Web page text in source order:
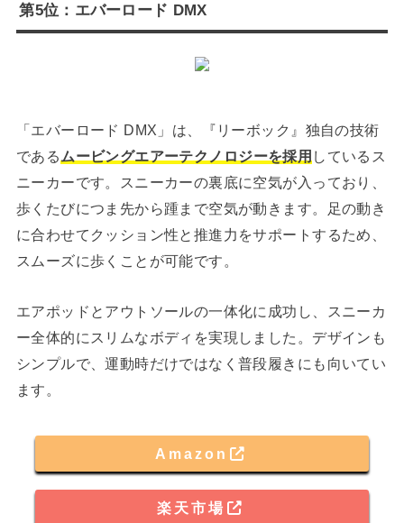
第5位：エバーロード DMX
「エバーロード DMX」は、『リーボック』独自の技術
であるムービングエアーテクノロジーを採用 しているス
ニーカーです。スニーカーの裏底に空気が入っており、
歩くたびにつま先から踵まで空気が動きます。足の動き
に合わせてクッション性と推進力をサポートするため、
スムーズに歩くことが可能です。
エアポッドとアウトソールの一体化に成功し、スニーカ
ー全体的にスリムなボディを実現しました。デザインも
シンプルで、運動時だけではなく普段履きにも向いてい
ます。
Amazon
楽天市場